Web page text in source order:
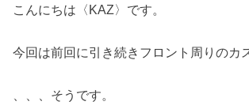
こんにちは〈KAZ〉です。
今回は前回に引き続きフロント周りのカ
、、、そうです。